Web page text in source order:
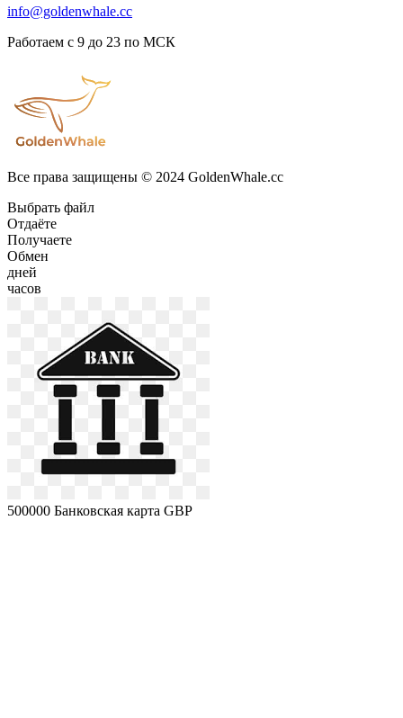
info@goldenwhale.cc
Работаем с 9 до 23 по МСК
Все права защищены © 2024 GoldenWhale.cc
Выбрать файл
Отдаёте
Получаете
Обмен
дней
часов
500000 Банковская карта GBP